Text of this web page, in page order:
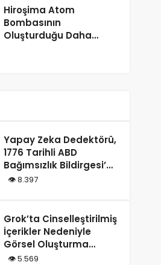
Hiroşima Atom
Bombasının
Oluşturduğu Daha
Yapay Zeka Dedektörü,
1776 Tarihli ABD
Bağımsızlık Bildirgesi’ni
“Yapay Zeka
Olarak Tanımladı
8.397
Grok’ta Cinselleştirilmiş
İçerikler Nedeniyle
Görsel Oluşturma
Kısıtlandı
5.569